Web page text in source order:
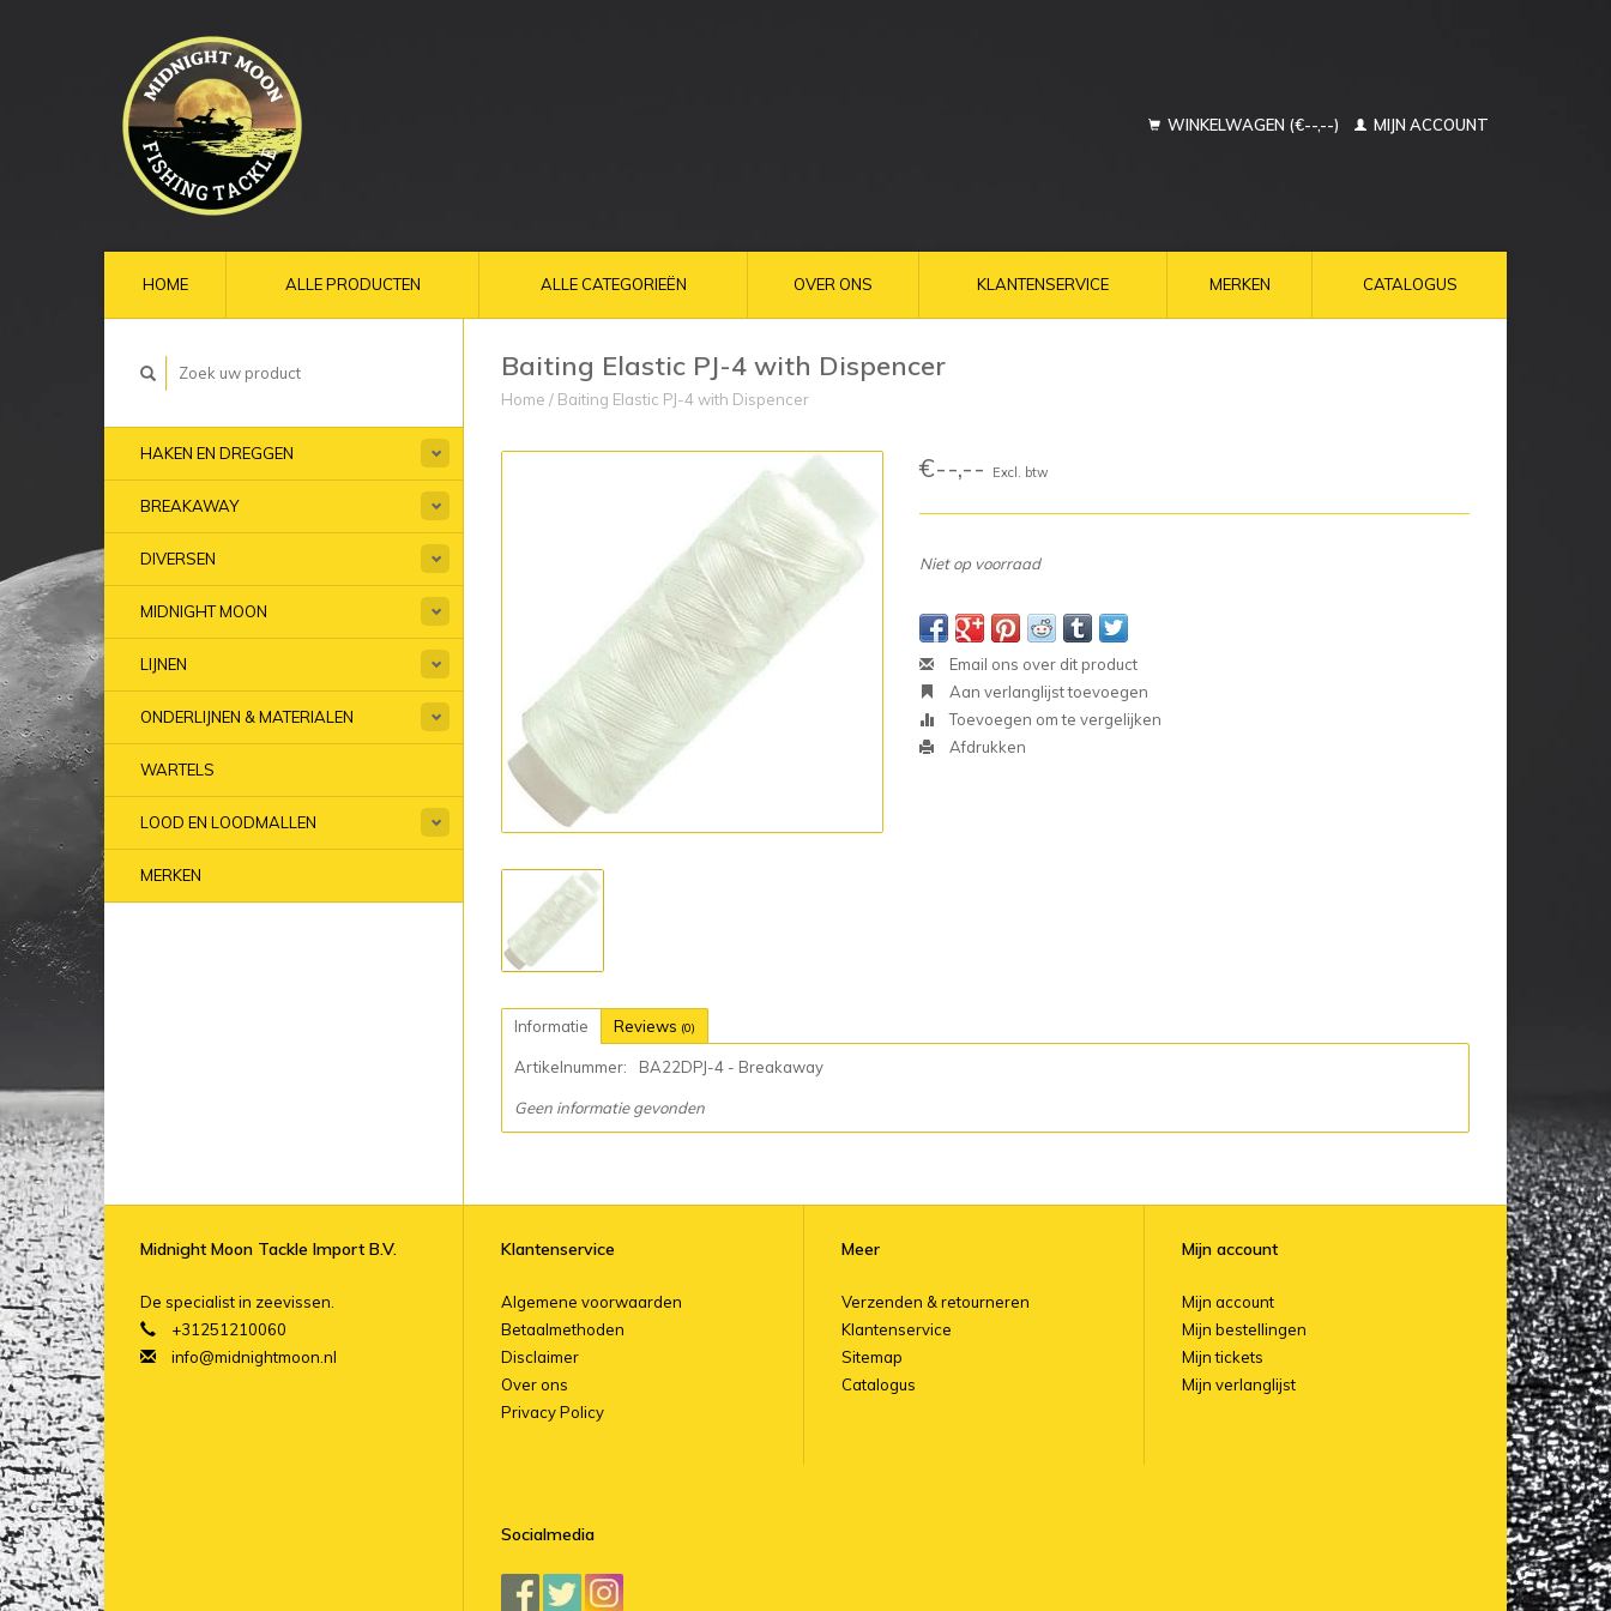
WINKELWAGEN (€--,--) MIJN ACCOUNT
HOME ALLE PRODUCTEN ALLE CATEGORIEËN OVER ONS KLANTENSERVICE MERKEN CATALOGUS
HAKEN EN DREGGEN
BREAKAWAY
DIVERSEN
MIDNIGHT MOON
LIJNEN
ONDERLIJNEN & MATERIALEN
WARTELS
LOOD EN LOODMALLEN
MERKEN
Baiting Elastic PJ-4 with Dispencer
Home / Baiting Elastic PJ-4 with Dispencer
€--,-- Excl. btw
Niet op voorraad
Email ons over dit product
Aan verlanglijst toevoegen
Toevoegen om te vergelijken
Afdrukken
Informatie Reviews (0)
Artikelnummer: BA22DPJ-4 - Breakaway
Geen informatie gevonden
Midnight Moon Tackle Import B.V.
De specialist in zeevissen.
+31251210060
info@midnightmoon.nl
Klantenservice
Algemene voorwaarden
Betaalmethoden
Disclaimer
Over ons
Privacy Policy
Meer
Verzenden & retourneren
Klantenservice
Sitemap
Catalogus
Mijn account
Mijn account
Mijn bestellingen
Mijn tickets
Mijn verlanglijst
Socialmedia